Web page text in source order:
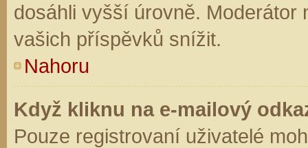
dosáhli vyšší úrovně. Moderátor
vašich příspěvků snížit.
Nahoru
Když kliknu na e-mailový
Pouze registrovaní uživatelé